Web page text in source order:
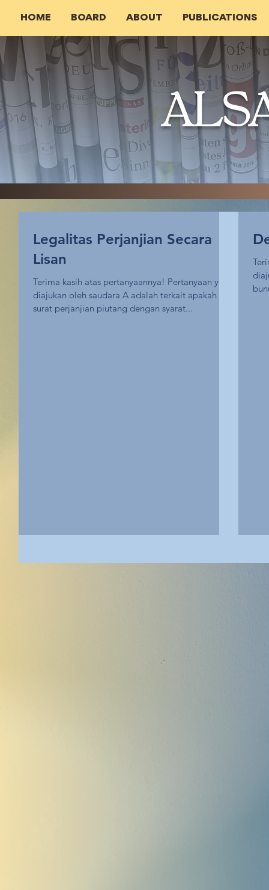
HOME BOARD ABOUT PUBLICATIONS
Legalitas Perjanjian Secara
Lisan
Terima kasih atas pertanyaannya! Pertanyaan yang
diajukan oleh saudara A adalah terkait apakah
surat perjanjian piutang dengan syarat...